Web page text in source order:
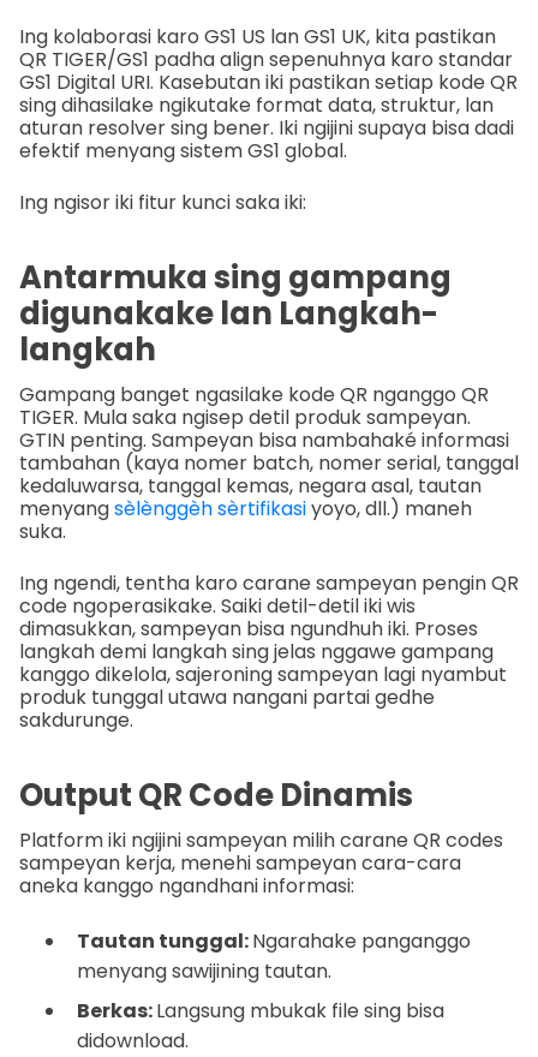
Ing kolaborasi karo GS1 US lan GS1 UK, kita pastikan
QR TIGER/GS1 padha align sepenuhnya karo standar
GS1 Digital URI. Kasebutan iki pastikan setiap kode QR
sing dihasilake ngikutake format data, struktur, lan
aturan resolver sing bener. Iki ngijini supaya bisa dadi
efektif menyang sistem GS1 global.
Ing ngisor iki fitur kunci saka iki:
Antarmuka sing gampang
digunakake lan Langkah-
langkah
Gampang banget ngasilake kode QR nganggo QR
TIGER. Mula saka ngisep detil produk sampeyan.
GTIN penting. Sampeyan bisa nambahaké informasi
tambahan (kaya nomer batch, nomer serial, tanggal
kedaluwarsa, tanggal kemas, negara asal, tautan
menyangsèlènggèh sèrtifikasiyoyo, dll.) maneh
suka.
Ing ngendi, tentha karo carane sampeyan pengin QR
code ngoperasikake. Saiki detil-detil iki wis
dimasukkan, sampeyan bisa ngundhuh iki. Proses
langkah demi langkah sing jelas nggawe gampang
kanggo dikelola, sajeroning sampeyan lagi nyambut
produk tunggal utawa nangani partai gedhe
sakdurunge.
Output QR Code Dinamis
Platform iki ngijini sampeyan milih carane QR codes
sampeyan kerja, menehi sampeyan cara-cara
aneka kanggo ngandhani informasi:
Tautan tunggal:Ngarahake panganggo
menyang sawijining tautan.
Berkas:Langsung mbukak file sing bisa
didownload.